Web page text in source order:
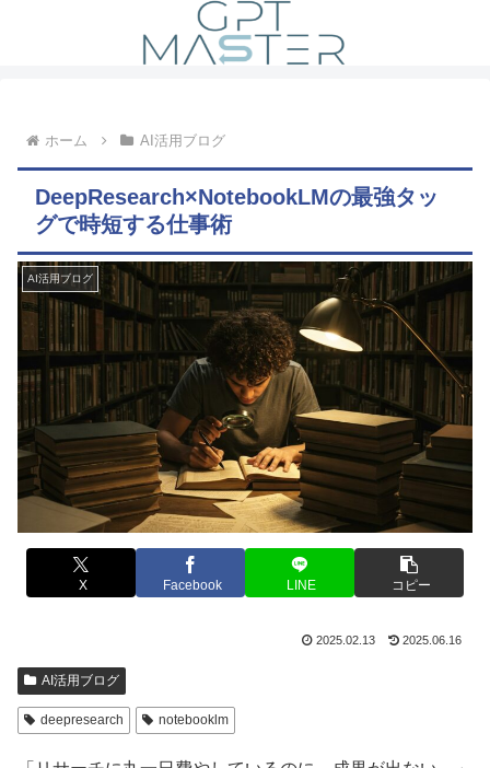
ホーム AI活用ブログ
DeepResearch×NotebookLMの最強タッ
グで時短する仕事術
AI活用ブログ
X Facebook LINE コピー
2025.02.13 2025.06.16
AI活用ブログ
deepresearch notebooklm